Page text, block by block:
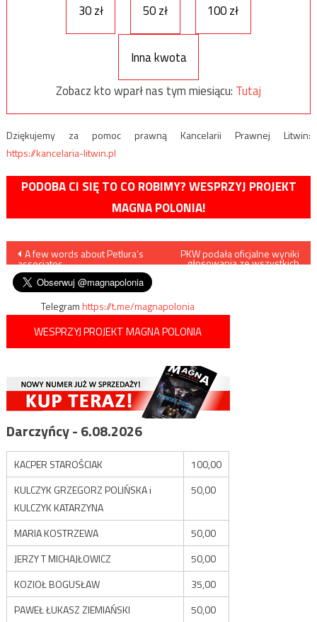
30 zł
50 zł 100 zł
Inna kwota
Zobacz kto wparł nas tym miesiącu: Tutaj
Dziękujemy za pomoc prawną Kancelarii Prawnej Litwin:
https://kancelaria-litwin.pl
PODOBA CI SIĘ TO CO ROBIMY? WESPRZYJ PROJEKT
MAGNA POLONIA!
Nawigacja
wpisu
A few words about Petlura’s
associates
PKW podała oficjalne wyniki
głosowania ze wszystkich
Telegramhttps://t.me/magnapolonia
WESPRZYJ PROJEKT MAGNA POLONIA
Darczyńcy - 6.08.2026
KACPER STAROŚCIAK
100,00
KULCZYK GRZEGORZ POLIŃSKA i
KULCZYK KATARZYNA
50,00
MARIA KOSTRZEWA
50,00
JERZY T MICHAJŁOWICZ
50,00
KOZIOŁ BOGUSŁAW
35,00
PAWEŁ ŁUKASZ ZIEMIAŃSKI
50,00